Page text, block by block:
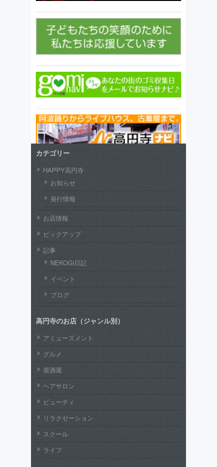
カテゴリー
HAPPY高円寺
お知らせ
発行情報
お店情報
ピックアップ
記事
NEKOGi日記
イベント
ブログ
高円寺のお店（ジャンル別）
アミューズメント
グルメ
居酒屋
ヘアサロン
ビューティ
リラクゼーション
スクール
ライフ